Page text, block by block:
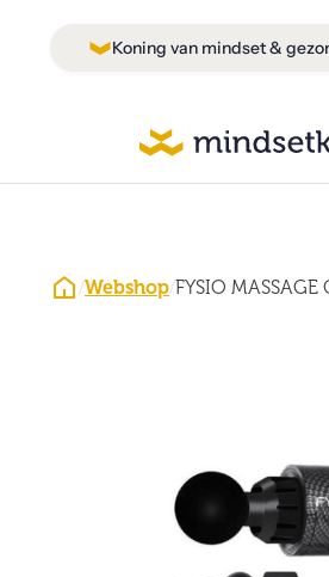
Koning van mindset &
/Webshop/FYSIO MASSAGE